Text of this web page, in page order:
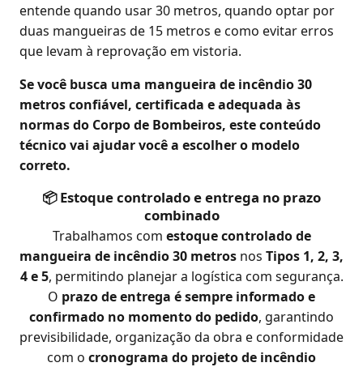
entende quando usar 30 metros, quando optar por
duas mangueiras de 15 metros e como evitar erros
que levam à reprovação em vistoria.
Se você busca uma mangueira de incêndio 30
metros confiável, certificada e adequada às
normas do Corpo de Bombeiros, este conteúdo
técnico vai ajudar você a escolher o modelo
correto.
📦 Estoque controlado e entrega no prazo
combinado
Trabalhamos com estoque controlado de
mangueira de incêndio 30 metros nos Tipos 1, 2, 3,
4 e 5, permitindo planejar a logística com segurança.
O prazo de entrega é sempre informado e
confirmado no momento do pedido, garantindo
previsibilidade, organização da obra e conformidade
com o cronograma do projeto de incêndio